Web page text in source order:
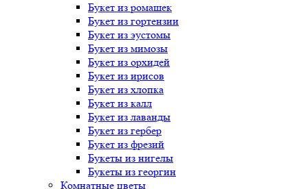
Букет из ромашек
Букет из гортензии
Букет из эустомы
Букет из мимозы
Букет из орхидей
Букет из ирисов
Букет из хлопка
Букет из калл
Букет из лаванды
Букет из гербер
Букет из фрезий
Букеты из нигелы
Букеты из георгин
Комнатные цветы